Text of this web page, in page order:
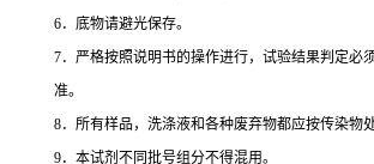
6．底物请避光保存。
7．严格按照说明书的操作进行，试验结果判定必
准。
8．所有样品，洗涤液和各种废弃物都应按传染物处
9．本试剂不同批号组分不得混用。